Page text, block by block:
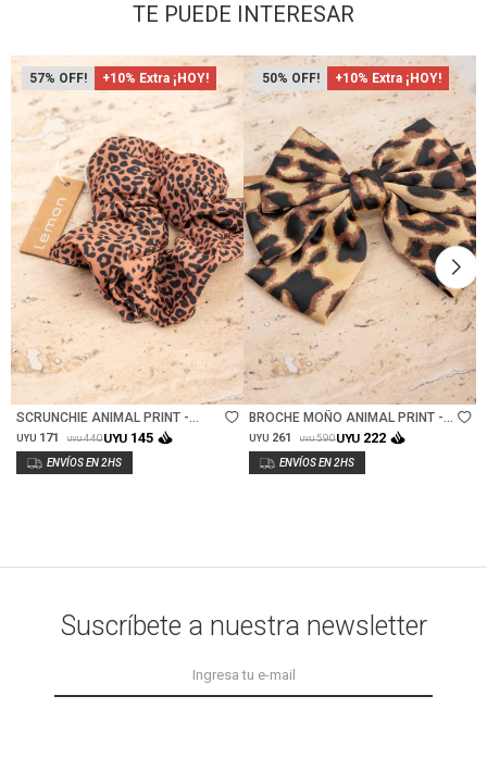
TE PUEDE INTERESAR
57 +10% Extra ¡HOY!
Talle
SCRUNCHIE ANIMAL PRINT -
ANIMAL PRINT
UYU 171 UYU 440UYU 145
50 +10% Extra ¡HOY!
Talle
BROCHE MOÑO ANIMAL PRINT -
ANIMAL PRINT
UYU 261 UYU 590UYU 222
Suscríbete a nuestra newsletter